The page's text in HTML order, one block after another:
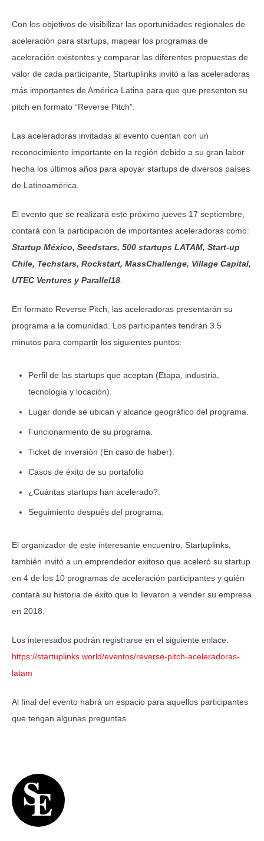
Con los objetivos de visibilizar las oportunidades regionales de
aceleración para startups, mapear los programas de
aceleración existentes y comparar las diferentes propuestas de
valor de cada participante, Startuplinks invitó a las aceleradoras
más importantes de América Latina para que que presenten su
pitch en formato “Reverse Pitch”.
Las aceleradoras invitadas al evento cuentan con un
reconocimiento importante en la región debido a su gran labor
hecha los últimos años para apoyar startups de diversos países
de Latinoamérica.
El evento que se realizará este próximo jueves 17 septiembre,
contará con la participación de importantes aceleradoras como:
Startup México, Seedstars, 500 startups LATAM, Start-up
Chile, Techstars, Rockstart, MassChallenge, Village Capital,
UTEC Ventures y Parallel18.
En formato Reverse Pitch, las aceleradoras presentarán su
programa a la comunidad. Los participantes tendrán 3.5
minutos para compartir los siguientes puntos:
Perfil de las startups que aceptan (Etapa, industria,
tecnología y locación).
Lugar donde se ubican y alcance geográfico del programa.
Funcionamiento de su programa.
Ticket de inversión (En caso de haber).
Casos de éxito de su portafolio
¿Cuántas startups han acelerado?.
Seguimiento después del programa.
El organizador de este interesante encuentro, Startuplinks,
también invitó a un emprendedor exitoso que aceleró su startup
en 4 de los 10 programas de aceleración participantes y quién
contará su historia de éxito que lo llevaron a vender su empresa
en 2018.
Los interesados podrán registrarse en el siguiente enlace:
https://startuplinks.world/eventos/reverse-pitch-aceleradoras-
latam
Al final del evento habrá un espacio para aquellos participantes
que tengan algunas preguntas.